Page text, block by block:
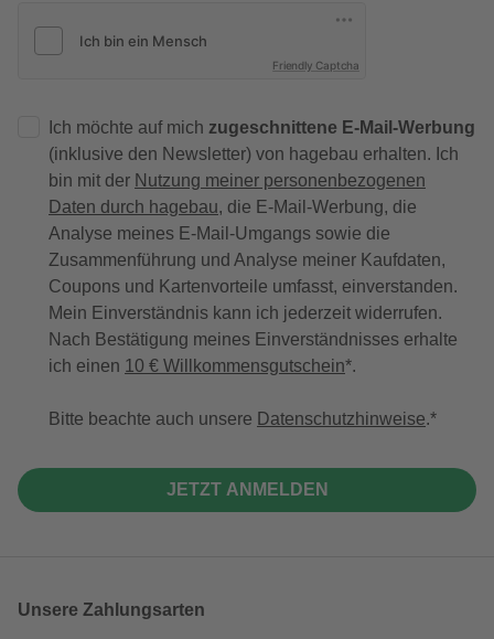
Friendly Captcha
Ich möchte auf mich zugeschnittene E-Mail-Werbung
(inklusive den Newsletter) von hagebau erhalten. Ich
bin mit der Nutzung meiner personenbezogenen
Daten durch hagebau, die E-Mail-Werbung, die
Analyse meines E-Mail-Umgangs sowie die
Zusammenführung und Analyse meiner Kaufdaten,
Coupons und Kartenvorteile umfasst, einverstanden.
Mein Einverständnis kann ich jederzeit widerrufen.
Nach Bestätigung meines Einverständnisses erhalte
ich einen 10 € Willkommensgutschein*.
Bitte beachte auch unsere Datenschutzhinweise.
JETZT ANMELDEN
Unsere Zahlungsarten